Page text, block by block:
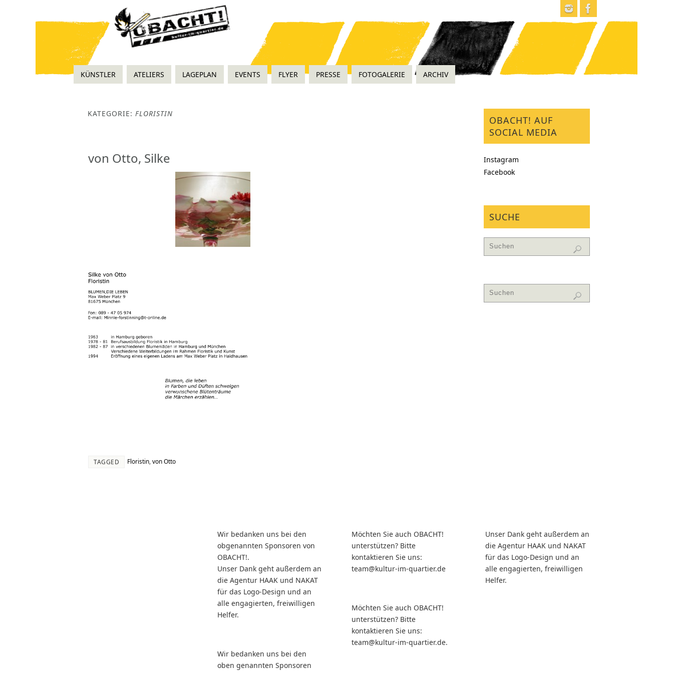
KÜNSTLER ATELIERS LAGEPLAN EVENTS FLYER PRESSE FOTOGALERIE ARCHIV
KATEGORIE: FLORISTIN
von Otto, Silke
TAGGED Floristin von Otto
OBACHT! AUF
SOCIAL MEDIA
Instagram
Facebook
SUCHE
Wir bedanken uns bei den
obgenannten Sponsoren von
OBACHT!.
Unser Dank geht außerdem an
die Agentur HAAK und NAKAT
für das Logo-Design und an
alle engagierten, freiwilligen
Helfer.
Wir bedanken uns bei den
oben genannten Sponsoren
Möchten Sie auch OBACHT!
unterstützen? Bitte
kontaktieren Sie uns:
team@kultur-im-quartier.de
Möchten Sie auch OBACHT!
unterstützen? Bitte
kontaktieren Sie uns:
team@kultur-im-quartier.de.
Unser Dank geht außerdem an
die Agentur HAAK und NAKAT
für das Logo-Design und an
alle engagierten, freiwilligen
Helfer.